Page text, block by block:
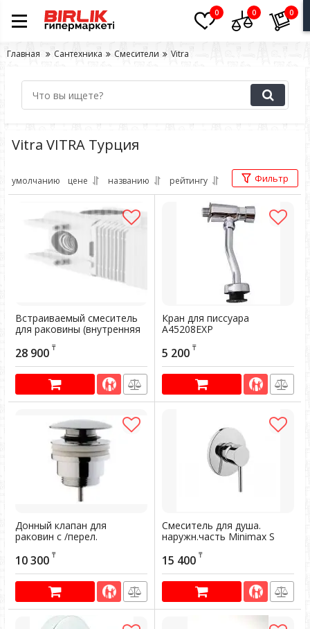
0 0 0
Главная Сантехника Смесители Vitra
Vitra VITRA Турция
умолчанию цене названию рейтингу Фильтр
Встраиваемый смеситель
для раковины (внутренняя
часть) А42213ЕХР
Артикул:
28 900 ₸
Кран для писсуара
А45208ЕХР
Артикул:
5 200 ₸
Донный клапан для
раковин с /перел.
А45149ЕХР
Артикул:
10 300 ₸
Смеситель для душа.
наружн.часть Minimax S
A42224EXP
Артикул:
15 400 ₸